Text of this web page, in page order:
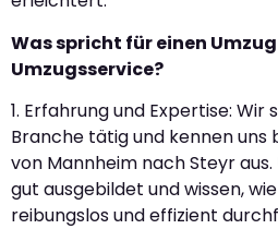
Was spricht für einen
Umzugsservice?
1. Erfahrung und Expertise: Wir
Branche tätig und kennen uns
von Mannheim nach Steyr
gut ausgebildet und wissen,
reibungslos und effizient